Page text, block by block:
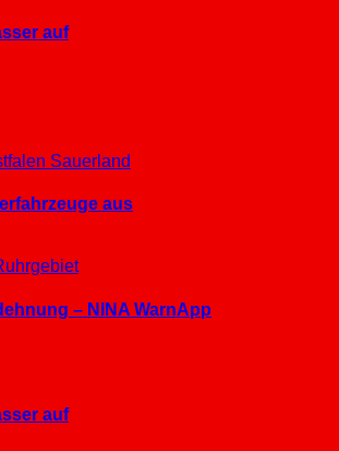
auf
Sauerland
aus
– NINA WarnApp
auf